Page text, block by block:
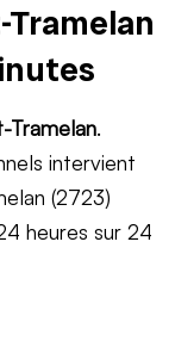
Tramelan.
intervient
(2723)
heures sur 24